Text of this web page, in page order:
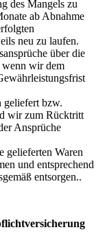
des Mangels zu
ab Abnahme
neu zu laufen.
über die
wenn wir dem
geliefert bzw.
wir zum Rücktritt
Ansprüche
gelieferten Waren
und entsprechend
entsorgen..